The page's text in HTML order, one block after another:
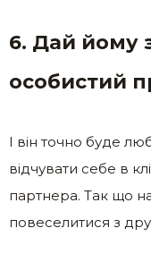
6. Дай йому
особистий
І він точно буде
відчувати себе в
партнера. Так що
повеселитися з